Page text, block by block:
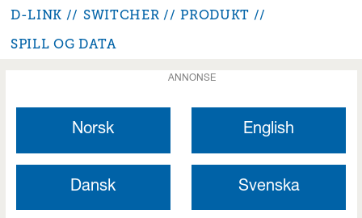
D-LINK SWITCHER
PRODUKT
SPILL OG DATA
ANNONSE
Norsk English
Dansk Svenska